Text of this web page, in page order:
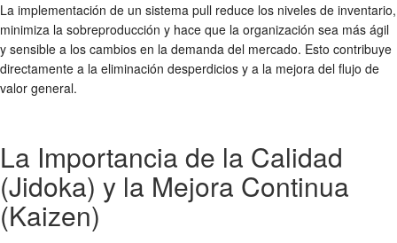
La implementación de un sistema pull reduce los niveles de inventario,
minimiza la sobreproducción y hace que la organización sea más ágil
y sensible a los cambios en la demanda del mercado. Esto contribuye
directamente a la eliminación desperdicios y a la mejora del flujo de
valor general.
La Importancia de la Calidad
(Jidoka) y la Mejora Continua
(Kaizen)